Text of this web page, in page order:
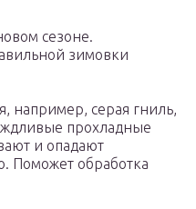
сезоне.
зимовки
например, серая гниль,
прохладные
и опадают
Поможет обработка